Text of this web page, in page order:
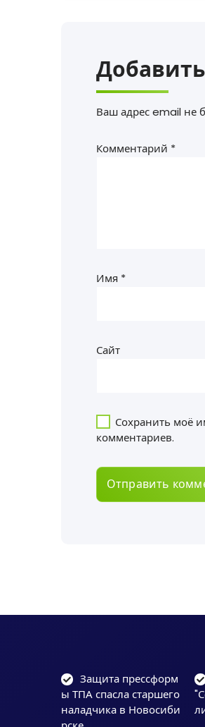
Ваш адрес email не
Комментарий *
Имя *
Сайт
Сохранить моё
комментариев.
Защита прессформ
ы ТПА спасла старшего
наладчика в Новосиби